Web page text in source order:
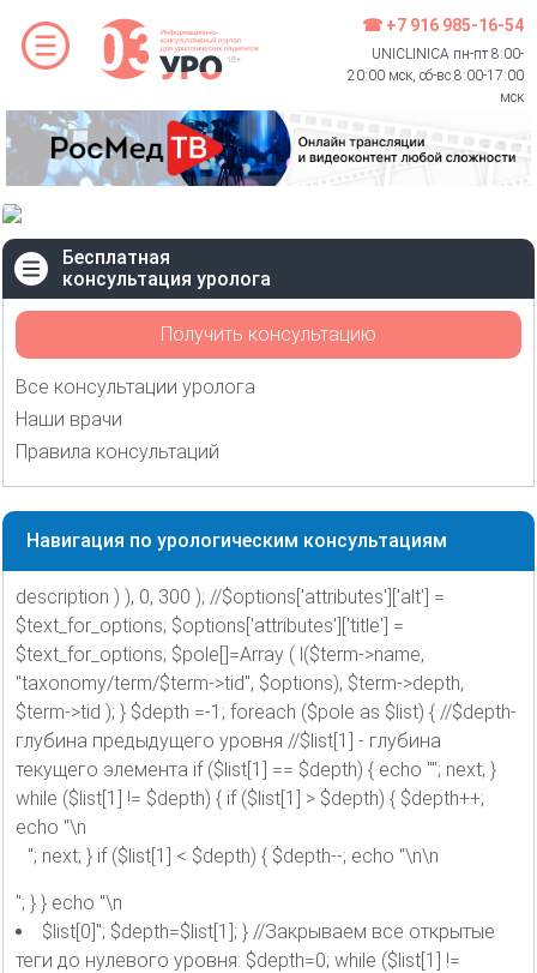
☎ +7 916 985-16-54
UNICLINICA пн-пт 8:00-
20:00 мск, сб-вс 8:00-17:00
мск
Бесплатная
консультация уролога
Получить консультацию
Все консультации уролога
Наши врачи
Правила консультаций
Навигация по урологическим консультациям
description ) ), 0, 300 ); //$options['attributes']['alt'] =
$text_for_options; $options['attributes']['title'] =
$text_for_options; $pole[]=Array ( l($term->name,
"taxonomy/term/$term->tid", $options), $term->depth,
$term->tid ); } $depth =-1; foreach ($pole as $list) { //$depth-
глубина предыдущего уровня //$list[1] - глубина
текущего элемента if ($list[1] == $depth) { echo ""; next; }
while ($list[1] != $depth) { if ($list[1] > $depth) { $depth++;
echo "\n
"; next; } if ($list[1] < $depth) { $depth--; echo "\n\n
"; } } echo "\n
$list[0]"; $depth=$list[1]; } //Закрываем все открытые
теги до нулевого уровня: $depth=0; while ($list[1] !=